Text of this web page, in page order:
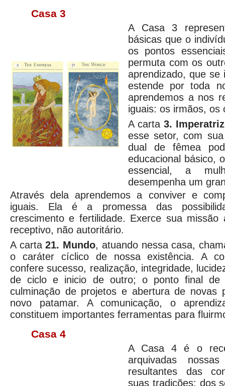
Casa 3
A Casa 3
básicas que o
os pontos
permuta com os
aprendizado, que se
estende por toda
aprendemos a nos
iguais: os irmãos, os
A carta 3. Imperatriz
esse setor, com
dual de fêmea
educacional básico,
essencial, a
desempenha um
Através dela aprendemos a conviver e
iguais. Ela é a promessa das
crescimento e fertilidade. Exerce sua
receptivo, não autoritário.
A carta21. Mundo, atuando nessa casa,
o caráter cíclico de nossa existência. A
confere sucesso, realização, integridade,
de ciclo e inicio de outro; o ponto final de
culminação de projetos e abertura de novas
novo patamar. A comunicação, o
constituem importantes ferramentas para
Casa 4
A Casa 4 é o
arquivadas
resultantes das
suas tradições; dos